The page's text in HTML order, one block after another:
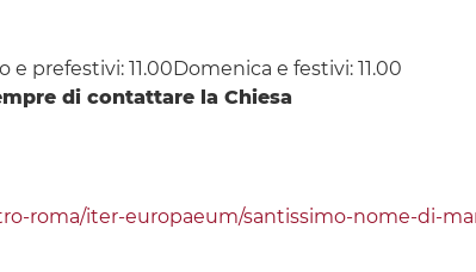
e prefestivi: 11.00Domenica e festivi: 11.00
di contattare la Chiesa
roma/iter-europaeum/santissimo-nome-di-